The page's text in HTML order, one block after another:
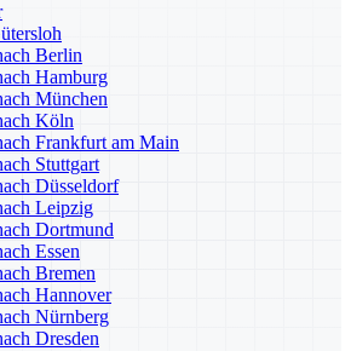
Berlin
Hamburg
München
Köln
Frankfurt am Main
Stuttgart
Düsseldorf
Leipzig
Dortmund
Essen
Bremen
Hannover
Nürnberg
Dresden